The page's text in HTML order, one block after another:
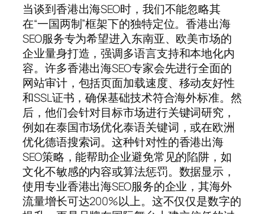
当谈到香港出海SEO时，我们不能忽略其
在“一国两制”框架下的独特定位。香港出海
SEO服务专为希望进入东南亚、欧美市场的
企业量身打造，强调多语言支持和本地化内
容。许多香港出海SEO专家会先进行全面的
网站审计，包括页面加载速度、移动友好性
和SSL证书，确保基础技术符合海外标准。然
后，他们会针对目标市场进行关键词研究，
例如在泰国市场优化泰语关键词，或在欧洲
优化德语搜索词。这种针对性的香港出海
SEO策略，能帮助企业避免常见的陷阱，如
文化不敏感的内容或算法惩罚。数据显示，
使用专业香港出海SEO服务的企业，其海外
流量增长可达200%以上。这不仅仅是数字的